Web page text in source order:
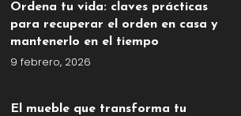
Ordena tu vida: claves prácticas
para recuperar el orden en casa y
mantenerlo en el tiempo
9 febrero, 2026
El mueble que transforma tu